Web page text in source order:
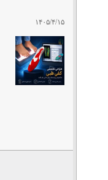
۱۴۰۵/۴/۱۵